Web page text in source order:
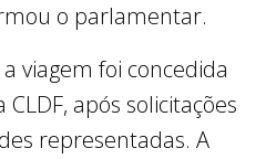
o parlamentar.
viagem foi concedida
após solicitações
representadas. A